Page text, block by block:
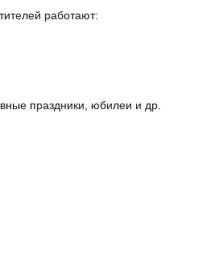
работают:
праздники, юбилеи и др.